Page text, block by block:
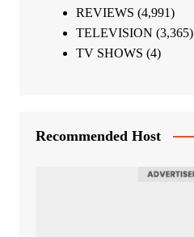
REVIEWS (4,991)
TELEVISION (3,365)
TV SHOWS (4)
Recommended Host